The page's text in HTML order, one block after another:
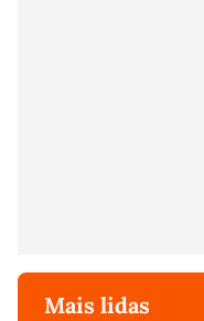
Mais lidas